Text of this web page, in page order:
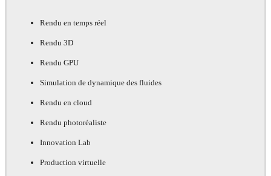
Rendu en temps réel
Rendu 3D
Rendu GPU
Simulation de dynamique des fluides
Rendu en cloud
Rendu photoréaliste
Innovation Lab
Production virtuelle